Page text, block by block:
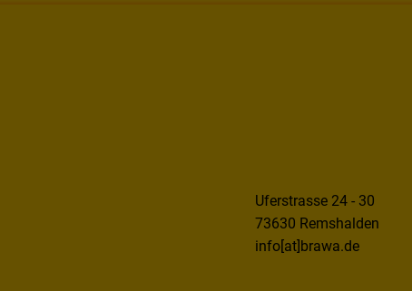
Uferstrasse 24 - 30
73630 Remshalden
info[at]brawa.de